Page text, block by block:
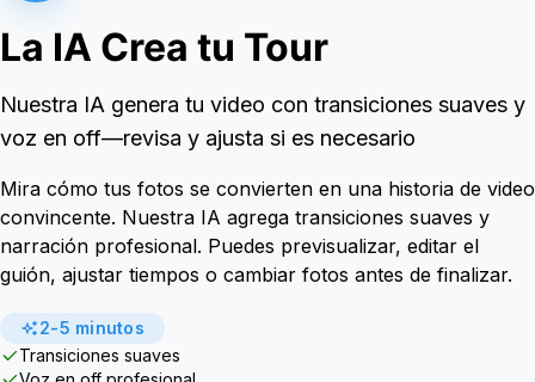
La IA Crea tu Tour
Nuestra IA genera tu video con transiciones suaves y
voz en off—revisa y ajusta si es necesario
Mira cómo tus fotos se convierten en una historia de video
convincente. Nuestra IA agrega transiciones suaves y
narración profesional. Puedes previsualizar, editar el
guión, ajustar tiempos o cambiar fotos antes de finalizar.
2-5 minutos
Transiciones suaves